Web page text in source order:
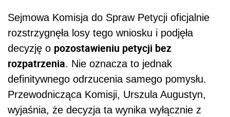
Sejmowa Komisja do Spraw Petycji oficjalnie
rozstrzygnęła losy tego wniosku i podjęła
decyzję o pozostawieniu petycji bez
rozpatrzenia. Nie oznacza to jednak
definitywnego odrzucenia samego pomysłu.
Przewodnicząca Komisji, Urszula Augustyn,
wyjaśnia, że decyzja ta wynika wyłącznie z